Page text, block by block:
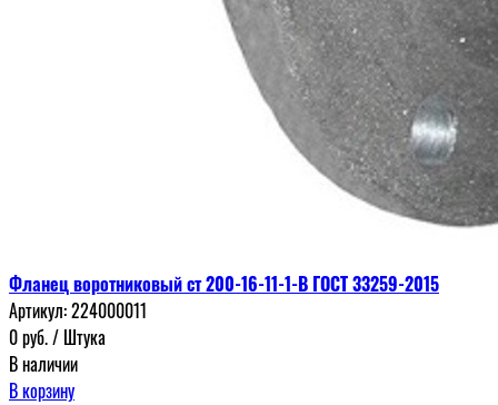
Фланец воротниковый ст 200-16-11-1-В ГОСТ 33259-2015
Артикул:224000011
0руб./ Штука
В наличии
В корзину